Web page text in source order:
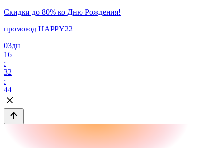
Скидки до 80% ко Дню Рождения!
промокод HAPPY22
03дн
16
:
32
:
44